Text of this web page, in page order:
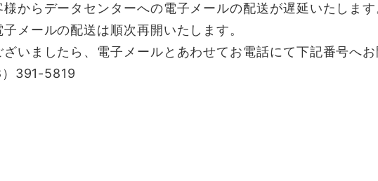
様からデータセンターへの電子メールの配送が遅延いたします
メールの配送は順次再開いたします。
いましたら、電子メールとあわせてお電話にて下記番号へお
）391-5819